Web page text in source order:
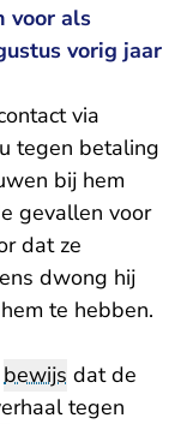
voor als
vorig jaar
via
tegen betaling
bij hem
gevallen voor
dat ze
dwong hij
te hebben.
bewijs dat de
tegen